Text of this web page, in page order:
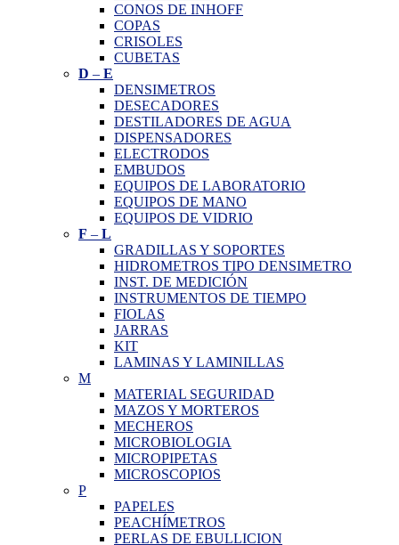
CONOS DE INHOFF
COPAS
CRISOLES
CUBETAS
D – E
DENSIMETROS
DESECADORES
DESTILADORES DE AGUA
DISPENSADORES
ELECTRODOS
EMBUDOS
EQUIPOS DE LABORATORIO
EQUIPOS DE MANO
EQUIPOS DE VIDRIO
F – L
GRADILLAS Y SOPORTES
HIDROMETROS TIPO DENSIMETRO
INST. DE MEDICIÓN
INSTRUMENTOS DE TIEMPO
FIOLAS
JARRAS
KIT
LAMINAS Y LAMINILLAS
M
MATERIAL SEGURIDAD
MAZOS Y MORTEROS
MECHEROS
MICROBIOLOGIA
MICROPIPETAS
MICROSCOPIOS
P
PAPELES
PEACHÍMETROS
PERLAS DE EBULLICION